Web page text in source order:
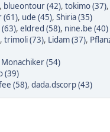
, blueontour (42), tokimo (37),
(61), ude (45), Shiria (35)
, eldred (58), nine.be (40)
, trimoli (73), Lidam (37),
Monachiker (54)
(39)
(58), dada.dscorp (43)